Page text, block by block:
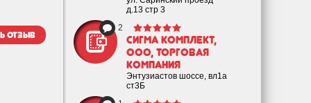
д.13 стр 3
2
Сигма Комплект,
ООО, торговая
компания
Энтузиастов шоссе, вл1а
ст3Б
отзыв